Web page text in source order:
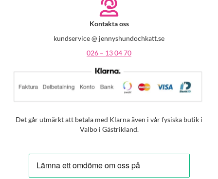
Kontakta oss
kundservice @ jennyshundochkatt.se
026 – 13 04 70
Det går utmärkt att betala med Klarna även i vår fysiska butik i
Valbo i Gästrikland.